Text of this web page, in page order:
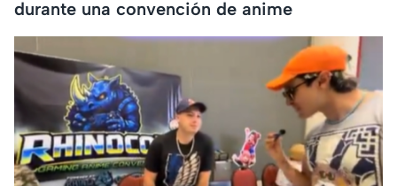
durante una convención de anime